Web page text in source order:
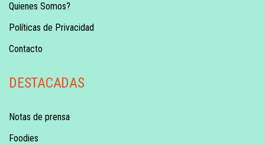
Quienes Somos?
Políticas de Privacidad
Contacto
DESTACADAS
Notas de prensa
Foodies